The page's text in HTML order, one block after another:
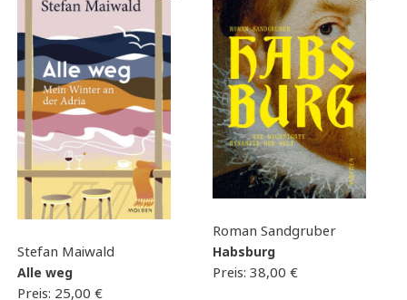
Stefan Maiwald
Alle weg
Preis: 25,00 €
Roman Sandgruber
Habsburg
Preis: 38,00 €